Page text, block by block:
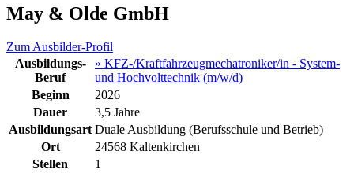
May & Olde GmbH
Zum Ausbilder-Profil
Ausbildungs-
Beruf
» KFZ-/Kraftfahrzeugmechatroniker/in - System-
und Hochvolttechnik (m/w/d)
Beginn
2026
Dauer
3,5 Jahre
Ausbildungsart Duale Ausbildung (Berufsschule und Betrieb)
Ort
24568 Kaltenkirchen
Stellen
1